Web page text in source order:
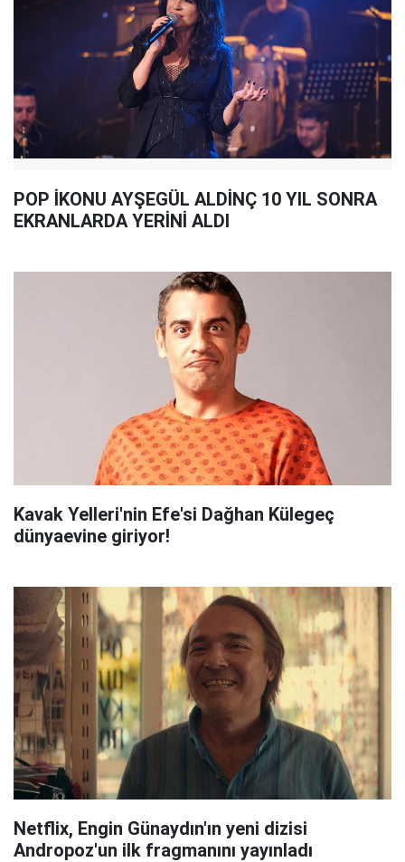
POP İKONU AYŞEGÜL ALDİNÇ 10 YIL SONRA
EKRANLARDA YERİNİ ALDI
Kavak Yelleri'nin Efe'si Dağhan Külegeç
dünyaevine giriyor!
Netflix, Engin Günaydın'ın yeni dizisi
Andropoz'un ilk fragmanını yayınladı